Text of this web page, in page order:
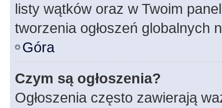
listy wątków oraz w Twoim
tworzenia ogłoszeń globalnych
Góra
Czym są ogłoszenia?
Ogłoszenia często zawierają